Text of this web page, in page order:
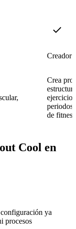
Creador
Crea
periodos
de
Cool en
ya
procesos